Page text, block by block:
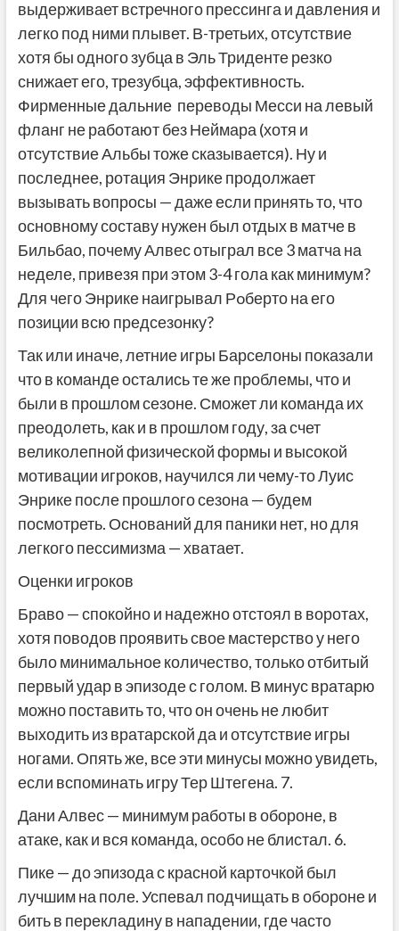
выдерживает встречного прессинга и давления и
легко под ними плывет. В-третьих, отсутствие
хотя бы одного зубца в Эль Триденте резко
снижает его, трезубца, эффективность.
Фирменные дальние переводы Месси на левый
фланг не работают без Неймара (хотя и
отсутствие Альбы тоже сказывается). Ну и
последнее, ротация Энрике продолжает
вызывать вопросы — даже если принять то, что
основному составу нужен был отдых в матче в
Бильбао, почему Алвес отыграл все 3 матча на
неделе, привезя при этом 3-4 гола как минимум?
Для чего Энрике наигрывал Рoберто на его
позиции всю предсезонку?
Так или иначе, летние игры Барселоны показали
что в команде остались те же проблемы, что и
были в прошлом сезоне. Сможет ли команда их
преодолеть, как и в прошлом году, за счет
великолепной физической формы и высокой
мотивации игроков, научился ли чему-то Луис
Энрике после прошлого сезона — будем
посмотреть. Оснований для паники нет, но для
легкого пессимизма — хватает.
Оценки игроков
Браво — спокойно и надежно отстоял в воротах,
хотя поводов проявить свое мастерство у него
было минимальное количество, только отбитый
первый удар в эпизоде с голом. В минус вратарю
можно поставить то, что он очень не любит
выходить из вратарской да и отсутствие игры
ногами. Опять же, все эти минусы можно увидеть,
если вспоминать игру Тер Штегена. 7.
Дани Алвес — минимум работы в обороне, в
атаке, как и вся команда, особо не блистал. 6.
Пике — до эпизода с красной карточкой был
лучшим на поле. Успевал подчищать в обороне и
бить в перекладину в нападении, где часто